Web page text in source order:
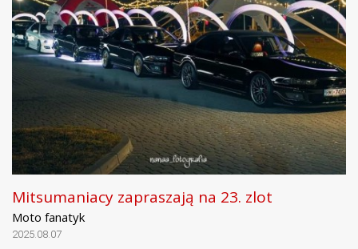
Mitsumaniacy zapraszają na 23. zlot
Moto fanatyk
2025.08.07